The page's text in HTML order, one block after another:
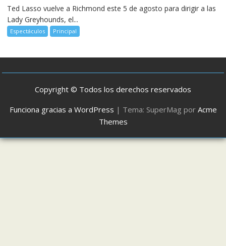
Ted Lasso vuelve a Richmond este 5 de agosto para dirigir a las
Lady Greyhounds, el...
Espectáculos Principal
Copyright © Todos los derechos reservados
Funciona gracias a WordPress | Tema: SuperMag por Acme
Themes